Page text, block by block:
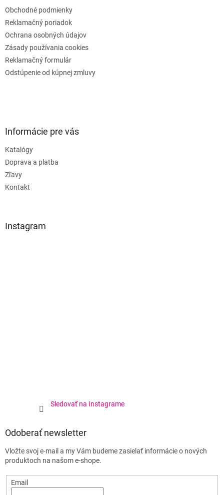
Obchodné podmienky
Reklamačný poriadok
Ochrana osobných údajov
Zásady používania cookies
Reklamačný formulár
Odstúpenie od kúpnej zmluvy
Informácie pre vás
Katalógy
Doprava a platba
Zľavy
Kontakt
Instagram
Sledovať na Instagrame
Odoberať newsletter
Vložte svoj e-mail a my Vám budeme zasielať informácie o nových
produktoch na našom e-shope.
Email